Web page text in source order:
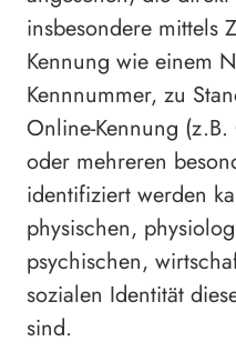
insbesondere mittels
Kennung wie einem
Kennnummer, zu
Online-Kennung
oder mehreren
identifiziert werden
physischen,
psychischen,
sozialen Identität
sind.